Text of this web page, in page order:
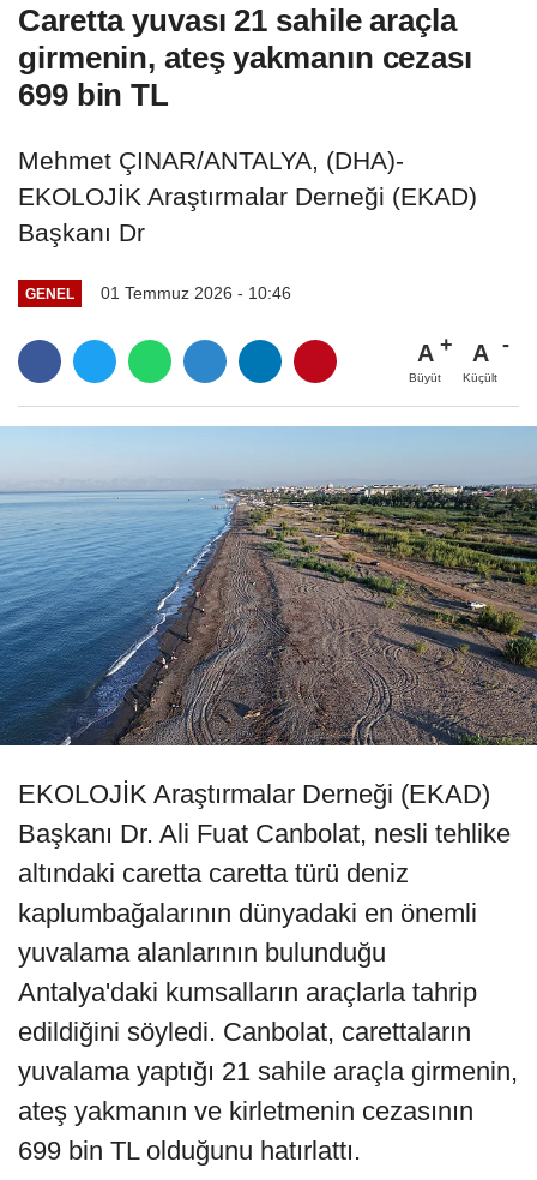
Caretta yuvası 21 sahile araçla
girmenin, ateş yakmanın cezası
699 bin TL
Mehmet ÇINAR/ANTALYA, (DHA)-
EKOLOJİK Araştırmalar Derneği (EKAD)
Başkanı Dr
GENEL 01 Temmuz 2026 - 10:46
A
Büyüt
A
Küçült
EKOLOJİK Araştırmalar Derneği (EKAD)
Başkanı Dr. Ali Fuat Canbolat, nesli tehlike
altındaki caretta caretta türü deniz
kaplumbağalarının dünyadaki en önemli
yuvalama alanlarının bulunduğu
Antalya'daki kumsalların araçlarla tahrip
edildiğini söyledi. Canbolat, carettaların
yuvalama yaptığı 21 sahile araçla girmenin,
ateş yakmanın ve kirletmenin cezasının
699 bin TL olduğunu hatırlattı.